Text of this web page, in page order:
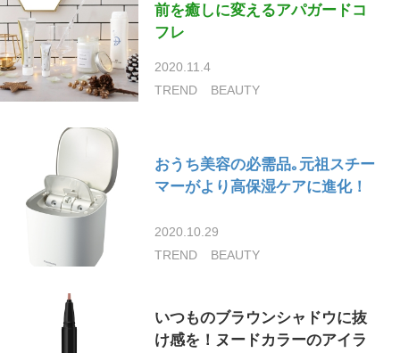
前を癒しに変えるアパガードコ
フレ
2020.11.4
TREND
BEAUTY
おうち美容の必需品｡元祖スチー
マーがより高保湿ケアに進化！
2020.10.29
TREND
BEAUTY
いつものブラウンシャドウに抜
け感を！ヌードカラーのアイラ